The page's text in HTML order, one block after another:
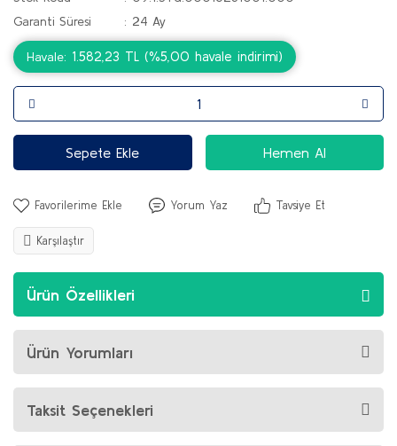
Garanti Süresi
24 Ay
Havale 1.582,23 TL (%5,00 havale indirimi)
Sepete Ekle Hemen Al
Yorum Yaz Tavsiye Et
Karşılaştır
Ürün Özellikleri
Ürün Yorumları
Taksit Seçenekleri